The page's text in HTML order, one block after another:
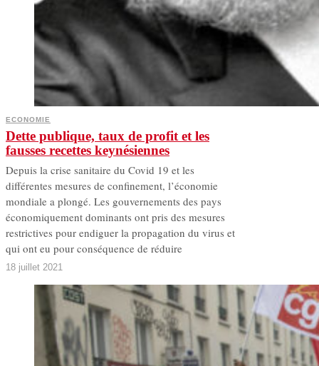
ECONOMIE
Dette publique, taux de profit et les
fausses recettes keynésiennes
Depuis la crise sanitaire du Covid 19 et les
différentes mesures de confinement, l’économie
mondiale a plongé. Les gouvernements des pays
économiquement dominants ont pris des mesures
restrictives pour endiguer la propagation du virus et
qui ont eu pour conséquence de réduire
18 juillet 2021